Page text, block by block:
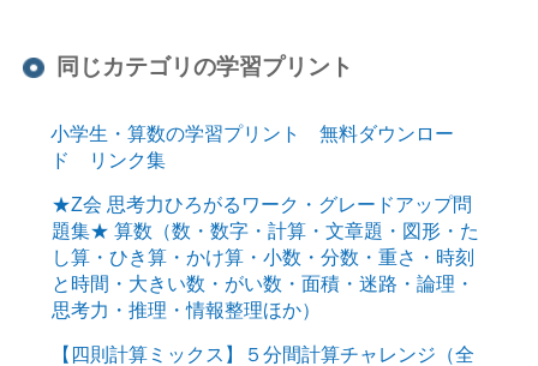
同じカテゴリの学習プリント
小学生・算数の学習プリント 無料ダウンロー
ド リンク集
★Z会 思考力ひろがるワーク・グレードアップ問
題集★ 算数（数・数字・計算・文章題・図形・た
し算・ひき算・かけ算・小数・分数・重さ・時刻
と時間・大きい数・がい数・面積・迷路・論理・
思考力・推理・情報整理ほか）
【四則計算ミックス】５分間計算チャレンジ（全